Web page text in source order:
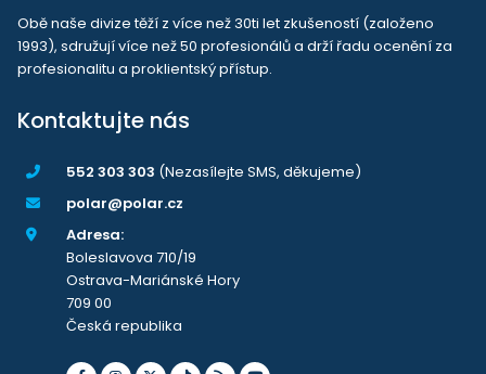
Obě naše divize těží z více než 30ti let zkušeností (založeno
1993), sdružují více než 50 profesionálů a drží řadu ocenění za
profesionalitu a proklientský přístup.
Kontaktujte nás
552 303 303 (Nezasílejte SMS, děkujeme)
polar@polar.cz
Adresa:
Boleslavova 710/19
Ostrava-Mariánské Hory
709 00
Česká republika